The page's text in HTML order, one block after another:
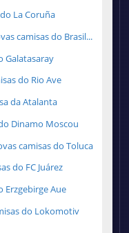
La Coruña
camisas do Brasil...
Galatasaray
do Rio Ave
da Atalanta
Dinamo Moscou
camisas do Toluca
do FC Juárez
Erzgebirge Aue
do Lokomotiv